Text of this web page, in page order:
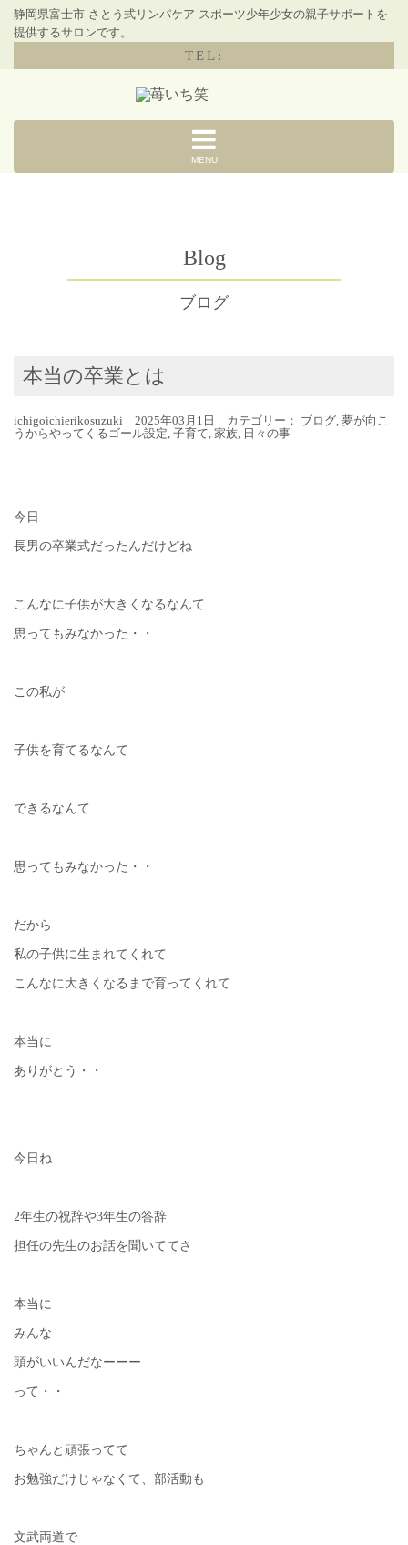
静岡県富士市 さとう式リンパケア スポーツ少年少女の親子サポートを
提供するサロンです。
TEL:
MENU
Blog
ブログ
本当の卒業とは
ichigoichierikosuzuki 2025年03月1日 カテゴリー： ブログ, 夢が向こ
うからやってくるゴール設定, 子育て, 家族, 日々の事
今日
長男の卒業式だったんだけどね
こんなに子供が大きくなるなんて
思ってもみなかった・・
この私が
子供を育てるなんて
できるなんて
思ってもみなかった・・
だから
私の子供に生まれてくれて
こんなに大きくなるまで育ってくれて
本当に
ありがとう・・
今日ね
2年生の祝辞や3年生の答辞
担任の先生のお話を聞いててさ
本当に
みんな
頭がいいんだなーーー
って・・
ちゃんと頑張ってて
お勉強だけじゃなくて、部活動も
文武両道で